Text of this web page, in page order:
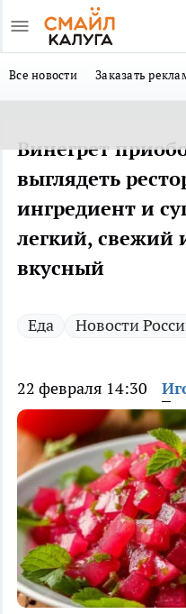
Все новости Заказать
Винегрет
выглядеть
ингредиент и
легкий, свежий
вкусный
Еда Новости
22 февраля 14:30